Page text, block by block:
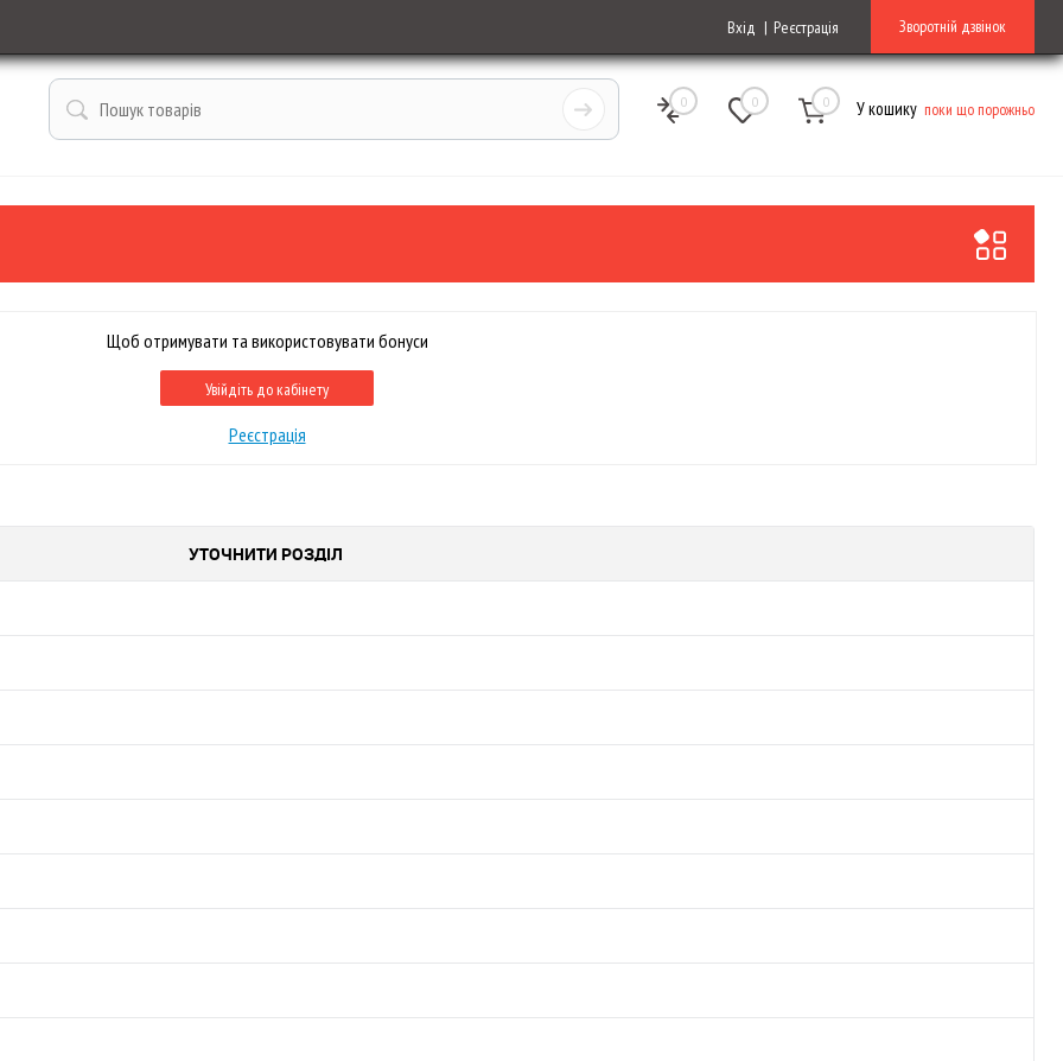
Вхід Реєстрація Зворотній дзвінок
0 0 0 У кошику поки що порожньо
Щоб отримувати та використовувати бонуси
Увійдіть до кабінету
Реєстрація
УТОЧНИТИ РОЗДІЛ